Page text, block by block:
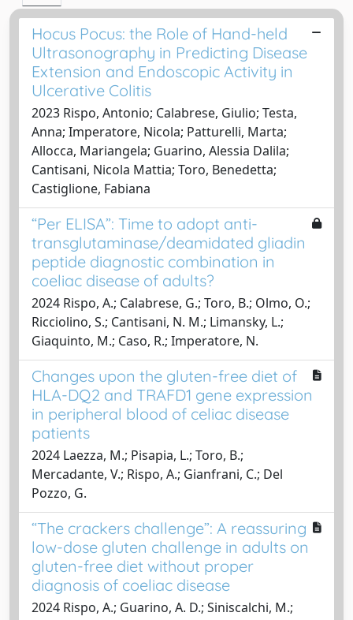
Hocus Pocus: the Role of Hand-held
Ultrasonography in Predicting Disease
Extension and Endoscopic Activity in
Ulcerative Colitis
2023 Rispo, Antonio; Calabrese, Giulio; Testa,
Anna; Imperatore, Nicola; Patturelli, Marta;
Allocca, Mariangela; Guarino, Alessia Dalila;
Cantisani, Nicola Mattia; Toro, Benedetta;
Castiglione, Fabiana
“Per ELISA”: Time to adopt anti-
transglutaminase/deamidated gliadin
peptide diagnostic combination in
coeliac disease of adults?
2024 Rispo, A.; Calabrese, G.; Toro, B.; Olmo, O.;
Ricciolino, S.; Cantisani, N. M.; Limansky, L.;
Giaquinto, M.; Caso, R.; Imperatore, N.
Changes upon the gluten-free diet of
HLA-DQ2 and TRAFD1 gene expression
in peripheral blood of celiac disease
patients
2024 Laezza, M.; Pisapia, L.; Toro, B.;
Mercadante, V.; Rispo, A.; Gianfrani, C.; Del
Pozzo, G.
“The crackers challenge”: A reassuring
low-dose gluten challenge in adults on
gluten-free diet without proper
diagnosis of coeliac disease
2024 Rispo, A.; Guarino, A. D.; Siniscalchi, M.;